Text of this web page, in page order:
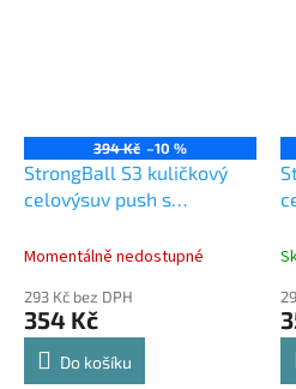
394 Kč –10 %
StrongBall S3 kuličkový
celovýsuv push s
Momentálně nedostupné
293 Kč bez DPH
354 Kč
Do košíku